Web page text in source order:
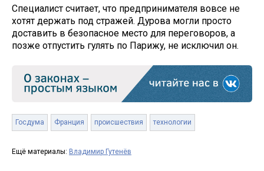
Специалист считает, что предпринимателя вовсе не
хотят держать под стражей. Дурова могли просто
доставить в безопасное место для переговоров, а
позже отпустить гулять по Парижу, не исключил он.
Госдума Франция происшествия технологии
Ещё материалы: Владимир Гутенёв